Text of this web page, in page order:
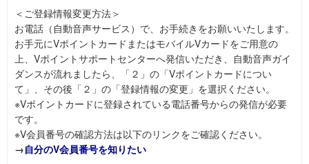
＜ご登録情報変更方法＞
お電話（自動音声サービス）で、お手続きをお願いいたします。
お手元にVポイントカードまたはモバイルVカードをご用意の
上、Vポイントサポートセンターへ発信いただき、自動音声ガイ
ダンスが流れましたら、「２」の「Vポイントカードについ
て」、その後「２」の「登録情報の変更」を選択ください。
※Vポイントカードに登録されている電話番号からの発信が必要
です。
※V会員番号の確認方法は以下のリンクをご確認ください。
→自分のV会員番号を知りたい